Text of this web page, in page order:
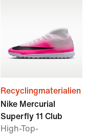
Recyclingmaterialien
Nike Mercurial
Superfly 11 Club
High-Top-